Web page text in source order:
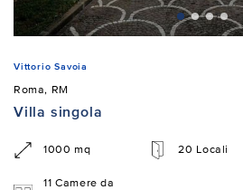
Vittorio Savoia
Roma, RM
Villa singola
1000 mq 20 Locali
11 Camere da